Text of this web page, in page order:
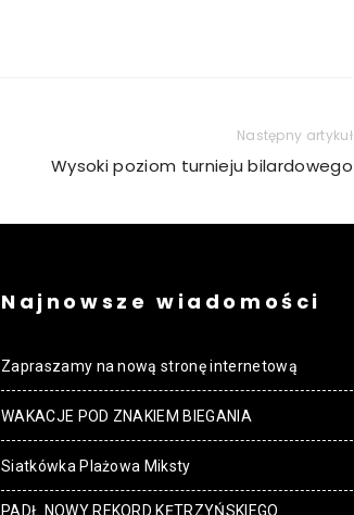
Następny artykuł
Wysoki poziom turnieju bilardowego
Najnowsze wiadomości
Zapraszamy na nową stronę internetową
WAKACJE POD ZNAKIEM BIEGANIA
Siatkówka Plażowa Miksty
PADŁ NOWY REKORD KĘTRZYŃSKIEGO